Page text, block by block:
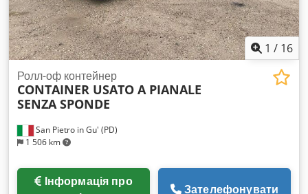
1 / 16
San Pietro in Gu' (PD)
1 506 km
Ролл-оф контейнер
CONTAINER USATO A PIANALE
SENZA SPONDE
Зателефонувати